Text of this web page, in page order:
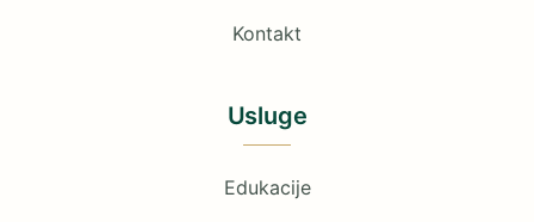
Kontakt
Usluge
Edukacije